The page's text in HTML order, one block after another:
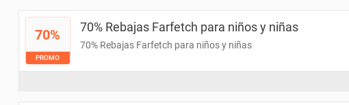
70%
PROMO
70% Rebajas Farfetch para niños y niñas
70% Rebajas Farfetch para niños y niñas